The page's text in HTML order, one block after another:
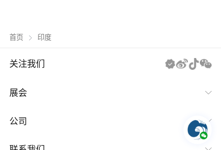
向东南亚或本土供应商。跨境电商平
力，以应对政策带来的市场波动。
统。政策还计划修改《模范商店
简化仓库运营商的行业许可流程。当
前德里每日货运量达 100 万吨，涉及
入市中心不仅加剧拥堵，也影响物流
城市外围建设 3 个城市整合与物流配
送中心，同时鼓励使用电动和 CNG
首页 印度
关注我们
展会
IEAE消费类电子及家用电器系列
IBTE玩具及婴童用品系列
公司
关于潮域